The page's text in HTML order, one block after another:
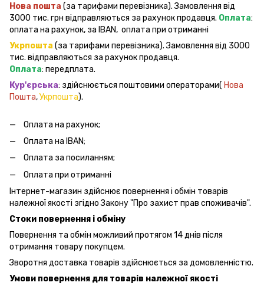
Нова пошта (за тарифами перевізника). Замовлення від
3000 тис. грн відправляються за рахунок продавця. Оплата:
оплата на рахунок, за IBAN, оплата при отриманні
Укрпошта (за тарифами перевізника). Замовлення від 3000
тис. відправляються за рахунок продавця.
Оплата: передплата.
Кур'єрська: здійснюється поштовими операторами( Нова
Пошта,Укрпошта).
Оплата на рахунок;
Оплата на IBAN;
Оплата за посиланням;
Оплата при отриманні
Інтернет-магазин здійснює повернення і обмін товарів
належної якості згідно Закону "Про захист прав споживачів".
Стоки повернення і обміну
Повернення та обмін можливий протягом 14 днів після
отримання товару покупцем.
Зворотня доставка товарів здійснюється за домовленністю.
Умови повернення для товарів належної якості